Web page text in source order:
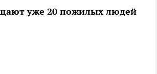
уже 20 пожилых людей